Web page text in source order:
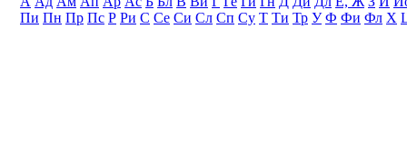
Пи Пн Пр Пс Р Ри С Се Си Сл Сп Су Т Ти Тр У Ф Фи Фл Х